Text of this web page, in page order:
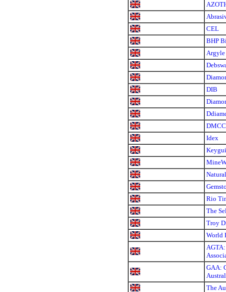
CEL
BHP
Argyle
DIB
DMCC
Idex
Rio
The
Troy
World
AGTA:
GAA:
The